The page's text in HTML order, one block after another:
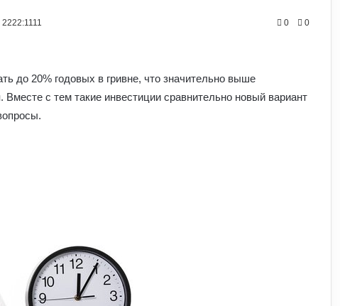
0 0
до 20% годовых в гривне, что значительно выше
Вместе с тем такие инвестиции сравнительно новый вариант